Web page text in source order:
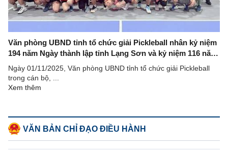
Văn phòng UBND tỉnh tổ chức giải Pickleball nhân kỷ niệm
194 năm Ngày thành lập tỉnh Lạng Sơn và kỷ niệm 116 năm
Ngày sinh đồng chí Hoàng Văn Thụ
Ngày 01/11/2025, Văn phòng UBND tỉnh tổ chức giải Pickleball
trong cán bộ, ...
Xem thêm
VĂN BẢN CHỈ ĐẠO ĐIỀU HÀNH